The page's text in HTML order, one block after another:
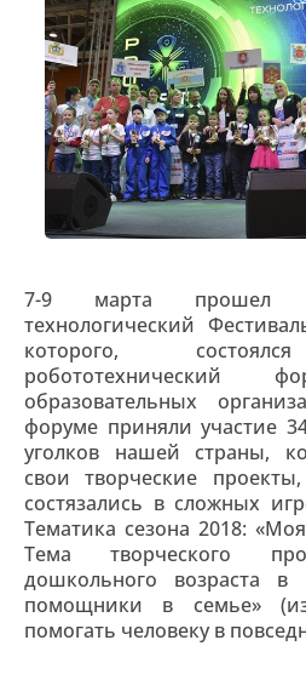
7-9 марта прошел X
технологический
которого,
робототехнический
образовательных
форуме приняли участие
уголков нашей страны,
свои творческие
состязались в сложных
Тематика сезона 2018:
Тема творческого
дошкольного возраста в
помощники в семье»
помогать человеку в